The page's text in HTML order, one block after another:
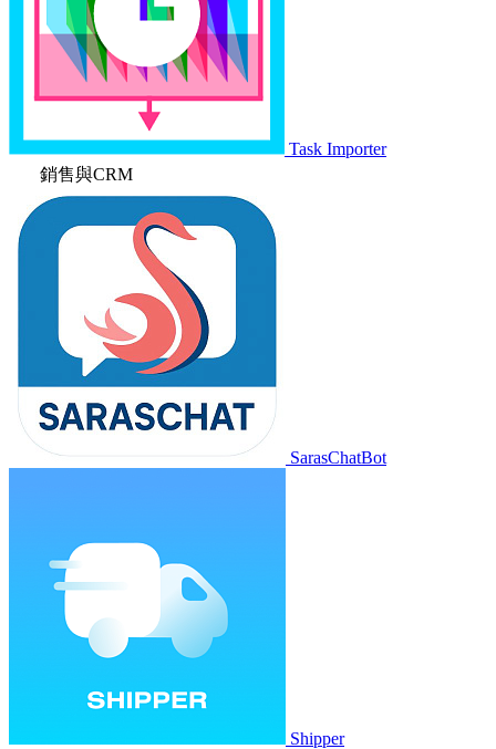
Task Importer
銷售與CRM
SarasChatBot
Shipper